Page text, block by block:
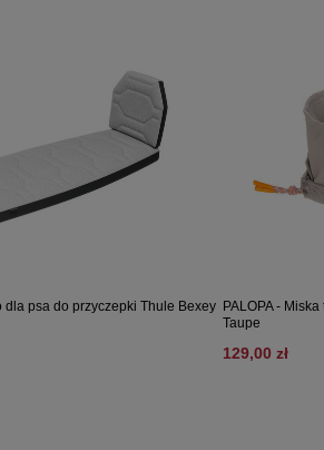
dla psa do przyczepki Thule Bexey PALOPA -
Taupe
129,00 zł